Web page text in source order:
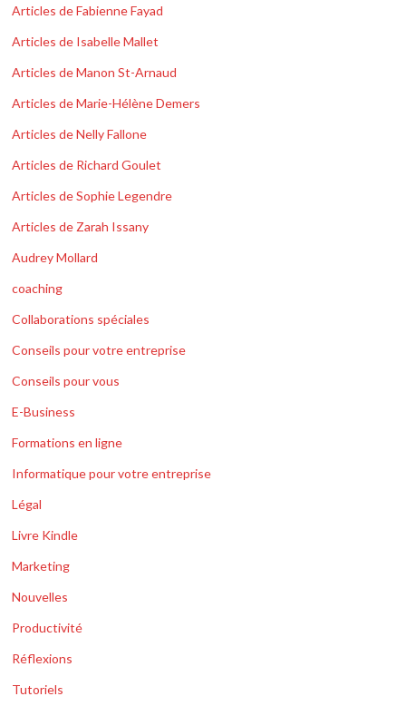
Articles de Fabienne Fayad
Articles de Isabelle Mallet
Articles de Manon St-Arnaud
Articles de Marie-Hélène Demers
Articles de Nelly Fallone
Articles de Richard Goulet
Articles de Sophie Legendre
Articles de Zarah Issany
Audrey Mollard
coaching
Collaborations spéciales
Conseils pour votre entreprise
Conseils pour vous
E-Business
Formations en ligne
Informatique pour votre entreprise
Légal
Livre Kindle
Marketing
Nouvelles
Productivité
Réflexions
Tutoriels